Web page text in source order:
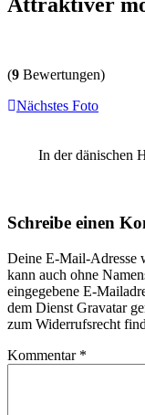
(9 Bewertungen)
Nächstes Foto
In der dänischen
Schreibe einen
Deine E-Mail-Adresse
kann auch ohne
eingegebene E-
dem Dienst Gravatar
zum Widerrufsrecht
Kommentar *